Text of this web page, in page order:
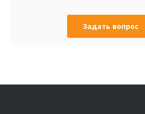
Задать вопрос